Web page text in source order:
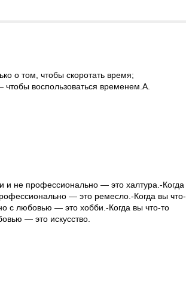
о том, чтобы скоротать время;
чтобы воспользоваться временем.А.
и не профессионально — это халтура.-Когда
— это ремесло.-Когда вы что-
с любовью — это хобби.-Когда вы что-то
— это искусство.